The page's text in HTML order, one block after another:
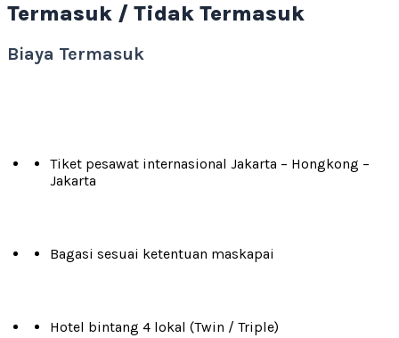
Termasuk / Tidak Termasuk
Biaya Termasuk
Tiket pesawat internasional Jakarta – Hongkong –
Jakarta
Bagasi sesuai ketentuan maskapai
Hotel bintang 4 lokal (Twin / Triple)